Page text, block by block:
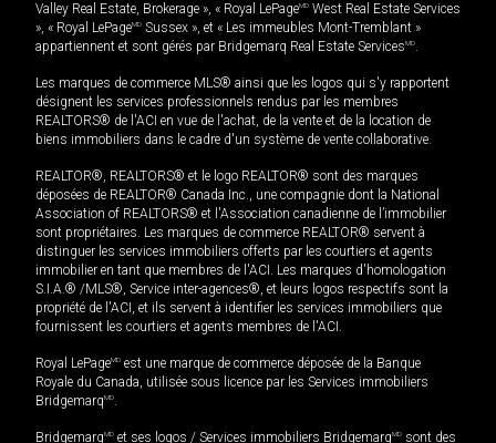
Valley Real Estate, Brokerage », « Royal LePageMD West Real Estate Services
», « Royal LePageMD Sussex », et « Les immeubles Mont-Tremblant »
appartiennent et sont gérés par Bridgemarq Real Estate ServicesMD.
Les marques de commerce MLS® ainsi que les logos qui s'y rapportent
désignent les services professionnels rendus par les membres
REALTORS® de l'ACI en vue de l'achat, de la vente et de la location de
biens immobiliers dans le cadre d'un système de vente collaborative.
REALTOR®, REALTORS® et le logo REALTOR® sont des marques
déposées de REALTOR® Canada Inc., une compagnie dont la National
Association of REALTORS® et l'Association canadienne de l’immobilier
sont propriétaires. Les marques de commerce REALTOR® servent à
distinguer les services immobiliers offerts par les courtiers et agents
immobilier en tant que membres de l'ACI. Les marques d'homologation
S.I.A.® /MLS®, Service inter-agences®, et leurs logos respectifs sont la
propriété de l'ACI, et ils servent à identifier les services immobiliers que
fournissent les courtiers et agents membres de l'ACI.
Royal LePageMD est une marque de commerce déposée de la Banque
Royale du Canada, utilisée sous licence par les Services immobiliers
BridgemarqMD.
BridgemarqMD et ses logos / Services immobiliers BridgemarqMD sont des